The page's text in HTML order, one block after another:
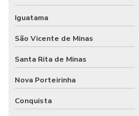
Iguatama
São Vicente de Minas
Santa Rita de Minas
Nova Porteirinha
Conquista